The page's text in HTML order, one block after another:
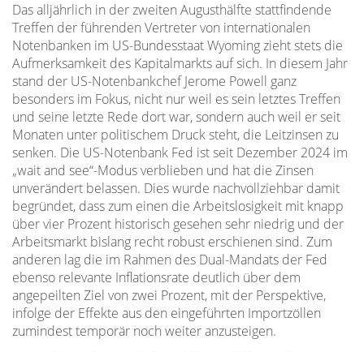
Das alljährlich in der zweiten Augusthälfte stattfindende
Treffen der führenden Vertreter von internationalen
Notenbanken im US-Bundesstaat Wyoming zieht stets die
Aufmerksamkeit des Kapitalmarkts auf sich. In diesem Jahr
stand der US-Notenbankchef Jerome Powell ganz
besonders im Fokus, nicht nur weil es sein letztes Treffen
und seine letzte Rede dort war, sondern auch weil er seit
Monaten unter politischem Druck steht, die Leitzinsen zu
senken. Die US-Notenbank Fed ist seit Dezember 2024 im
„wait and see“-Modus verblieben und hat die Zinsen
unverändert belassen. Dies wurde nachvollziehbar damit
begründet, dass zum einen die Arbeitslosigkeit mit knapp
über vier Prozent historisch gesehen sehr niedrig und der
Arbeitsmarkt bislang recht robust erschienen sind. Zum
anderen lag die im Rahmen des Dual-Mandats der Fed
ebenso relevante Inflationsrate deutlich über dem
angepeilten Ziel von zwei Prozent, mit der Perspektive,
infolge der Effekte aus den eingeführten Importzöllen
zumindest temporär noch weiter anzusteigen.